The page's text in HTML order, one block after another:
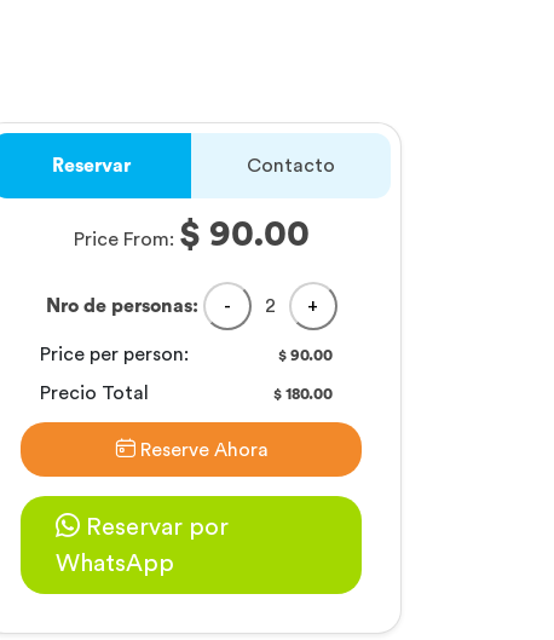
Reservar Contacto
Price From: $ 90.00
Nro de personas: - 2 +
Price per person: $90.00
Precio Total $180.00
Reserve Ahora
Reservar por
WhatsApp